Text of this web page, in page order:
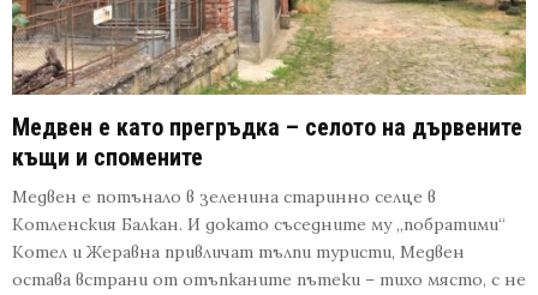
Медвен е като прегръдка – селото на дървените
къщи и спомените
Медвен е потънало в зеленина старинно селце в
Котленския Балкан. И докато съседните му „побратими“
Котел и Жеравна привличат тълпи туристи, Медвен
остава встрани от отъпканите пътеки – тихо място, с не